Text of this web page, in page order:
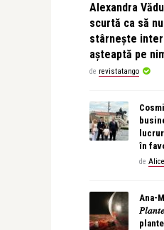
Alexandra
scurtă ca să
stârnește
așteaptă pe
de revistatango
în
de
Ana-